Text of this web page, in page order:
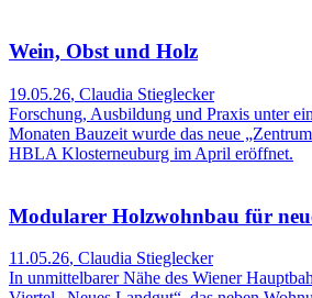
Wein, Obst und Holz
19.05.26, Claudia Stieglecker
Forschung, Ausbildung und Praxis unter
Monaten Bauzeit wurde das neue
HBLA Klosterneuburg im April eröffnet.
Modularer Holzwohnbau für
11.05.26, Claudia Stieglecker
In unmittelbarer Nähe des Wiener